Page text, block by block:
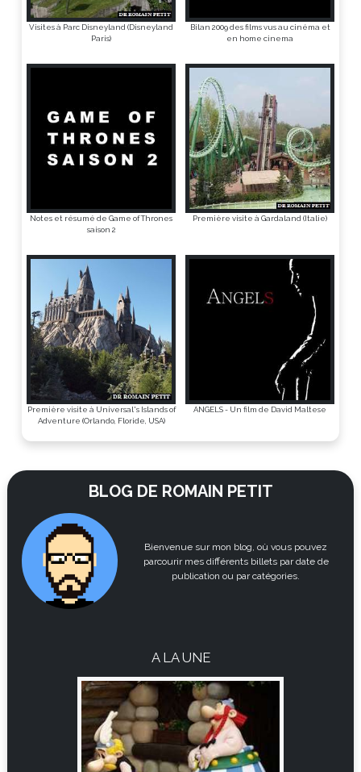
Visites à Parc Disneyland (Disneyland
Paris)
Bilan 2009 des films vus au cinéma et
en home cinema
Notes et résumé de Game of Thrones
saison 2
Première visite à Gardaland (Italie)
Première visite à Universal's Islands of
Adventure (Orlando, Floride, USA)
ANGELS - Un film de David Maltese
BLOG DE ROMAIN PETIT
Bienvenue sur mon blog, où vous pouvez
parcourir mes différents billets par date de
publication ou par catégories.
A LA UNE